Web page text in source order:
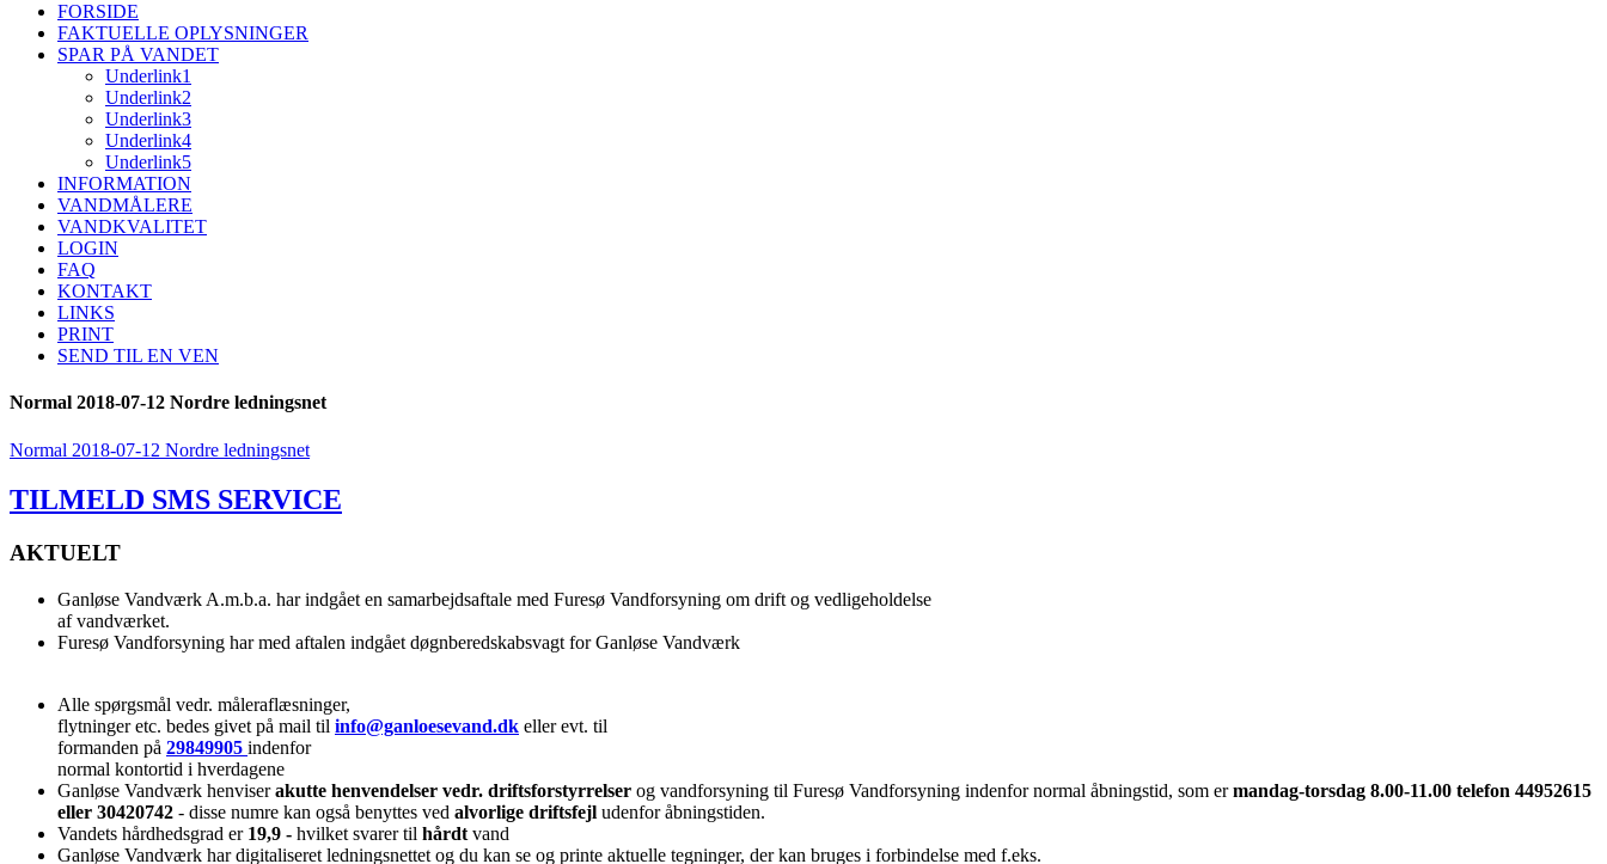
FORSIDE
FAKTUELLE OPLYSNINGER
SPAR PÅ VANDET
Underlink1
Underlink2
Underlink3
Underlink4
Underlink5
INFORMATION
VANDMÅLERE
VANDKVALITET
LOGIN
FAQ
KONTAKT
LINKS
PRINT
SEND TIL EN VEN
Normal 2018-07-12 Nordre ledningsnet
Normal 2018-07-12 Nordre ledningsnet
TILMELD SMS SERVICE
AKTUELT
Ganløse Vandværk A.m.b.a. har indgået en samarbejdsaftale med Furesø Vandforsyning om drift og vedligeholdelse
af vandværket.
Furesø Vandforsyning har med aftalen indgået døgnberedskabsvagt for Ganløse Vandværk
Alle spørgsmål vedr. måleraflæsninger,
flytninger etc. bedes givet på mail til info@ganloesevand.dk eller evt. til
formanden på 29849905 indenfor
normal kontortid i hverdagene
Ganløse Vandværk henviserakutte henvendelser vedr. driftsforstyrrelser og vandforsyning til Furesø Vandforsyning indenfor normal åbningstid, som ermandag-torsdag 8.00-11.00 telefon 44952615
eller 30420742 - disse numre kan også benyttes ved alvorlige driftsfejl udenfor åbningstiden.
Vandets hårdhedsgrad er 19,9 - hvilket svarer til hårdt vand
Ganløse Vandværk har digitaliseret ledningsnettet og du kan se og printe aktuelle tegninger, der kan bruges i forbindelse med f.eks.